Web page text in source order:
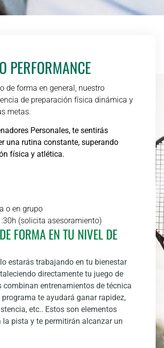
PERFORMANCE
de forma en general, nuestro
de preparación física dinámica y
metas.
Personales, te sentirás
una rutina constante, superando
física y atlética.
o en grupo
(solicita asesoramiento)
FORMA EN TU NIVEL DE
estarás trabajando en tu bienestar
directamente tu juego de
entrenamientos de técnica
te ayudará ganar rapidez,
etc.. Estos son elementos
pista y te permitirán alcanzar un